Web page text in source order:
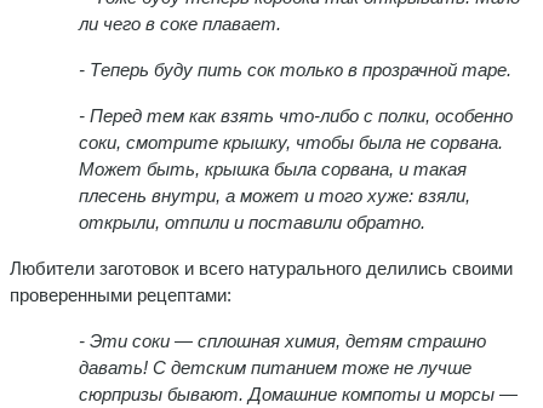
ли чего в соке плавает.
- Теперь буду пить сок только в прозрачной таре.
- Перед тем как взять что-либо с полки, особенно
соки, смотрите крышку, чтобы была не сорвана.
Может быть, крышка была сорвана, и такая
плесень внутри, а может и того хуже: взяли,
открыли, отпили и поставили обратно.
Любители заготовок и всего натурального делились своими
проверенными рецептами:
-Эти соки — сплошная химия, детям страшно
давать! С детским питанием тоже не лучше
сюрпризы бывают. Домашние компоты и морсы —